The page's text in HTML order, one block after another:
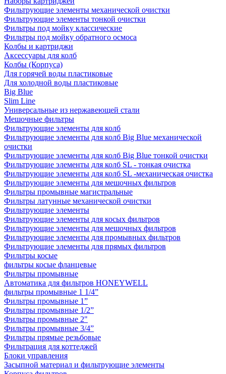
Фильтрующие элементы механической очистки
Фильтрующие элементы тонкой очистки
Фильтры под мойку классические
Фильтры под мойку обратного осмоса
Колбы и картриджи
Аксессуары для колб
Колбы (Корпуса)
Для горячей воды пластиковые
Для холодной воды пластиковые
Big Blue
Slim Line
Универсальные из нержавеющей стали
Мешочные фильтры
Фильтрующие элементы для колб
Фильтрующие элементы для колб Big Blue механической
очистки
Фильтрующие элементы для колб Big Blue тонкой очистки
Фильтрующие элементы для колб SL - тонкая очистка
Фильтрующие элементы для колб SL -механическая очистка
Фильтрующие элементы для мешочных фильтров
Фильтры промывные магистральные
Фильтры латунные механической очистки
Фильтрующие элементы
Фильтрующие элементы для косых фильтров
Фильтрующие элементы для мешочных фильтров
Фильтрующие элементы для промывных фильтров
Фильтрующие элементы для прямых фильтров
Фильтры косые
фильтры косые фланцевые
Фильтры промывные
Автоматика для фильтров HONEYWELL
фильтры промывные 1 1/4”
Фильтры промывные 1”
Фильтры промывные 1/2”
Фильтры промывные 2"
Фильтры промывные 3/4”
Фильтры прямые резьбовые
Фильтрация для коттеджей
Блоки управления
Засыпной материал и фильтрующие элементы